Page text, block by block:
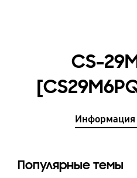
CS-
Информация
Популярные темы